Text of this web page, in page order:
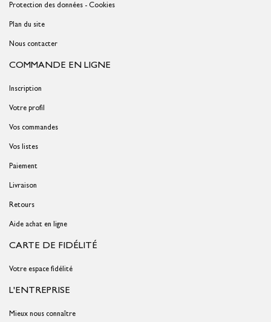
Protection des données - Cookies
Plan du site
Nous contacter
COMMANDE EN LIGNE
Inscription
Votre profil
Vos commandes
Vos listes
Paiement
Livraison
Retours
Aide achat en ligne
CARTE DE FIDÉLITÉ
Votre espace fidélité
L'ENTREPRISE
Mieux nous connaître